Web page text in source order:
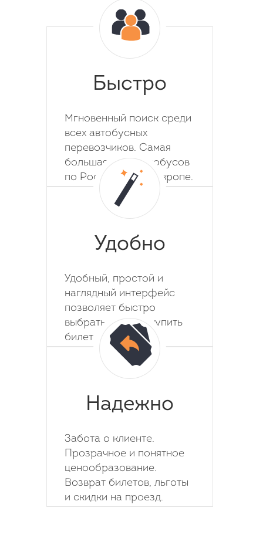
Быстро
Мгновенный поиск среди
всех автобусных
перевозчиков. Самая
большая база автобусов
по России, СНГ и Европе.
Удобно
Удобный, простой и
наглядный интерфейс
позволяет быстро
выбрать место и купить
билет на автобус.
Надежно
Забота о клиенте.
Прозрачное и понятное
ценообразование.
Возврат билетов, льготы
и скидки на проезд.